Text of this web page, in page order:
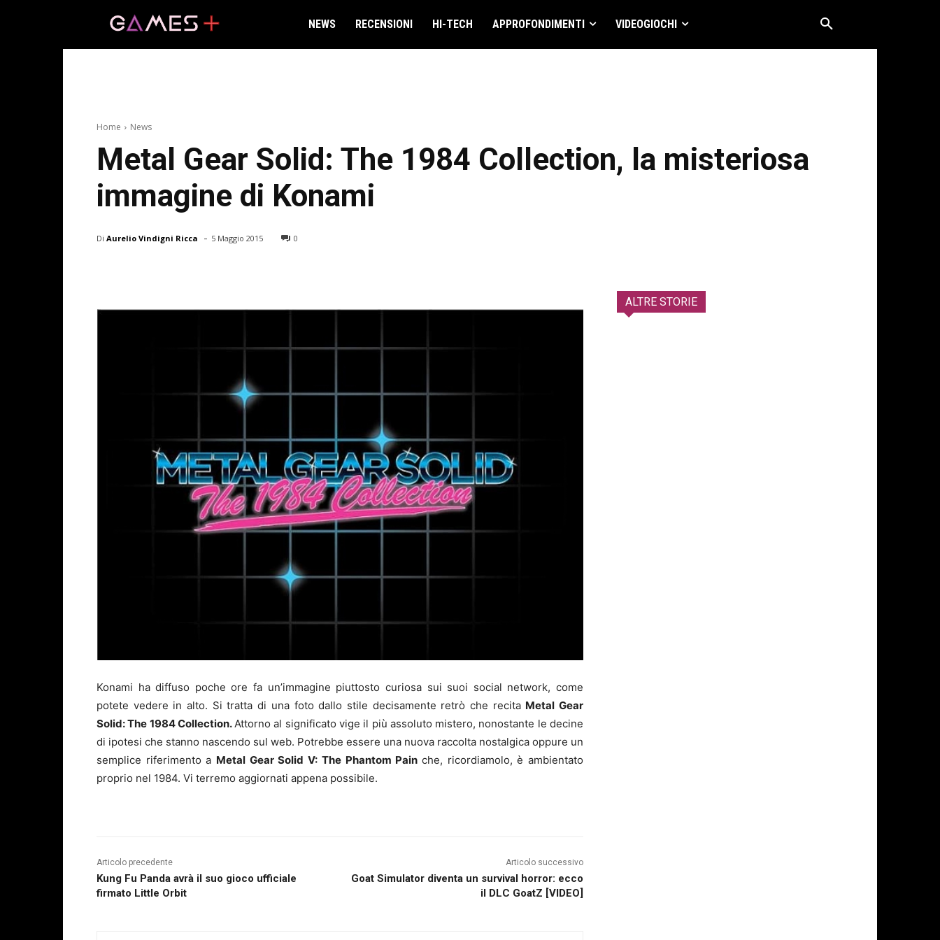
NEWS RECENSIONI HI-TECH APPROFONDIMENTI VIDEOGIOCHI
Home News
Metal Gear Solid: The 1984 Collection, la misteriosa
immagine di Konami
Di Aurelio Vindigni Ricca - 5 Maggio 2015 0
Konami ha diffuso poche ore fa un’immagine piuttosto curiosa sui suoi social network, come
potete vedere in alto. Si tratta di una foto dallo stile decisamente retrò che recita Metal Gear
Solid: The 1984 Collection. Attorno al significato vige il più assoluto mistero, nonostante le decine
di ipotesi che stanno nascendo sul web. Potrebbe essere una nuova raccolta nostalgica oppure un
semplice riferimento a Metal Gear Solid V: The Phantom Pain che, ricordiamolo, è ambientato
proprio nel 1984. Vi terremo aggiornati appena possibile.
Articolo precedente
Kung Fu Panda avrà il suo gioco ufficiale
firmato Little Orbit
Articolo successivo
Goat Simulator diventa un survival horror: ecco
il DLC GoatZ [VIDEO]
ALTRE STORIE